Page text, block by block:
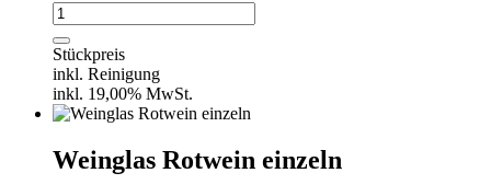
Weinglas
Rotwein
0,2l
Schott
Zwiesel
/
16
Stück
Stückpreis
inkl. Reinigung
inkl. 19,00% MwSt.
Weinglas Rotwein einzeln